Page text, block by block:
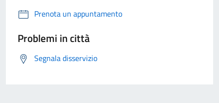
Prenota un appuntamento
Problemi in città
Segnala disservizio